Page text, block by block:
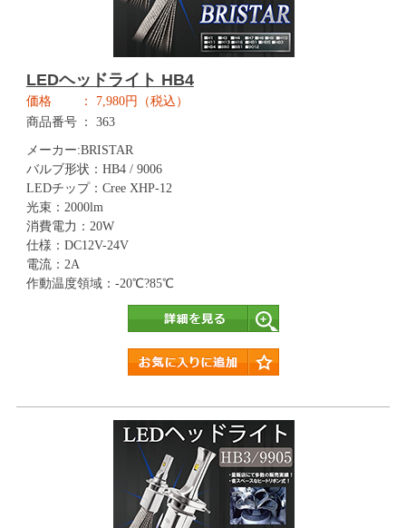
LEDヘッドライト HB4
価格
7,980円（税込）
商品番号
363
メーカー:BRISTAR
バルブ形状：HB4 / 9006
LEDチップ：Cree XHP-12
光束：2000lm
消費電力：20W
仕様：DC12V-24V
電流：2A
作動温度領域：-20℃?85℃